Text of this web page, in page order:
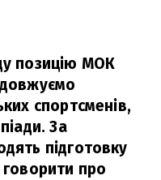
позицію МОК
спортсменів,
За
підготовку
про